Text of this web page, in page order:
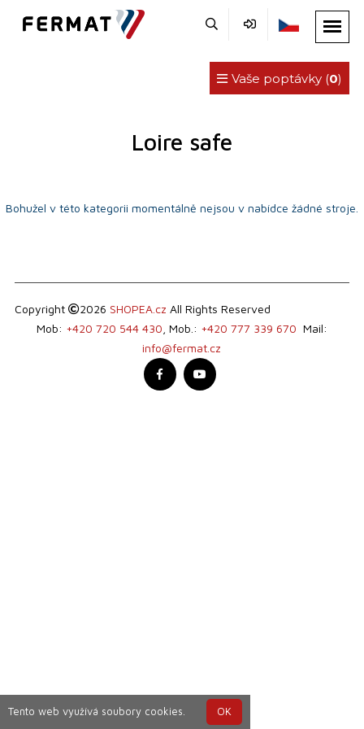
Vaše poptávky (0)
Loire safe
Bohužel v této kategorii momentálně nejsou v nabídce žádné stroje.
Copyright 2026 SHOPEA.cz All Rights Reserved
Mob: +420 720 544 430 , Mob.: +420 777 339 670 Mail:
info@fermat.cz
Tento web využívá soubory cookies. OK